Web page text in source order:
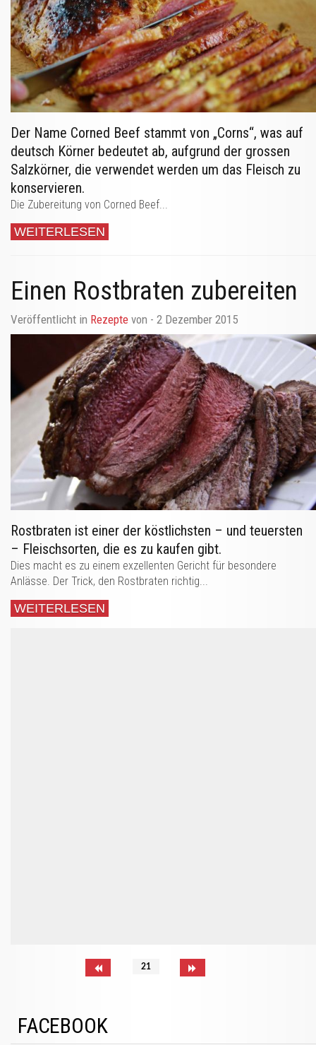
Der Name Corned Beef stammt von „Corns“, was auf
deutsch Körner bedeutet ab, aufgrund der grossen
Salzkörner, die verwendet werden um das Fleisch zu
konservieren.
Die Zubereitung von Corned Beef...
WEITERLESEN
Einen Rostbraten zubereiten
Veröffentlicht in Rezepte von - 2 Dezember 2015
Rostbraten ist einer der köstlichsten – und teuersten
– Fleischsorten, die es zu kaufen gibt.
Dies macht es zu einem exzellenten Gericht für besondere
Anlässe. Der Trick, den Rostbraten richtig...
WEITERLESEN
21
FACEBOOK